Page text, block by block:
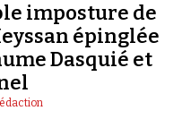
imposture de
épinglée
Dasquié et